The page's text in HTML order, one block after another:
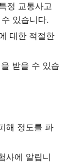
정 교통사고
있습니다.
대한 적절한
받을 수 있습
해 정도를 파
사에 알립니